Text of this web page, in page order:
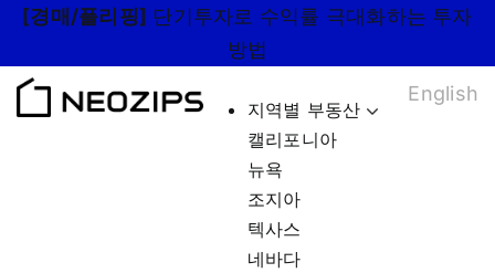
Skip
content
[경매/플리핑] 단기투자로 수익률 극대화하는 투자
방법
지역별 부동산
캘리포니아
뉴욕
조지아
텍사스
네바다
English